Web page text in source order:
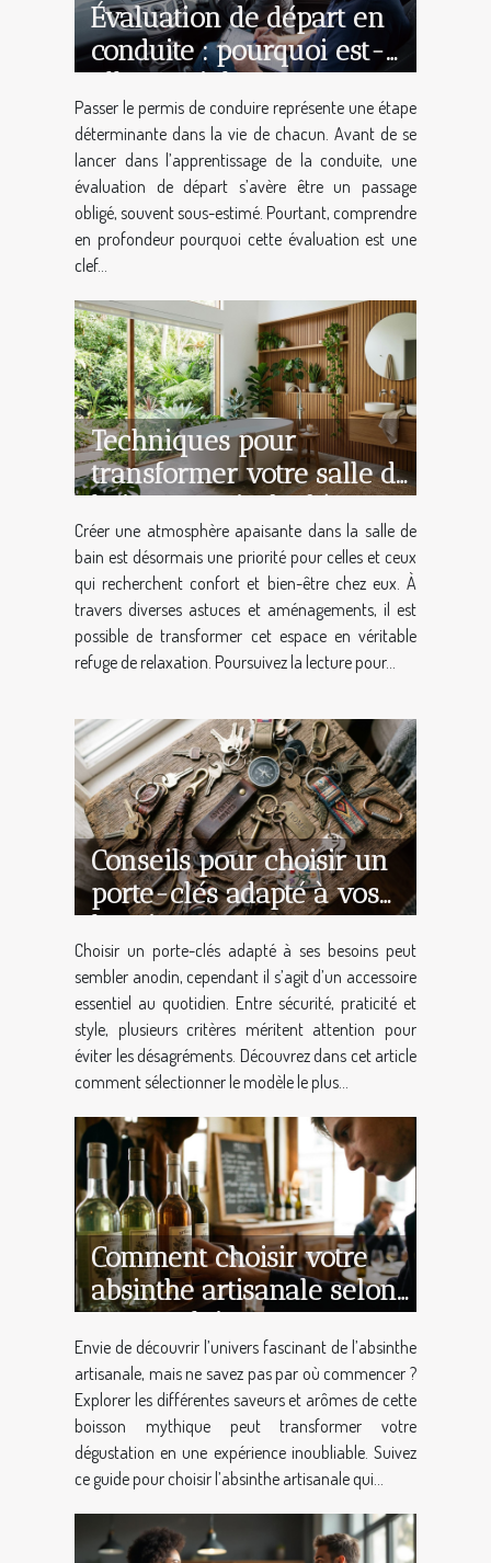
Évaluation de départ en
conduite : pourquoi est-
elle cruciale ?
Passer le permis de conduire représente une étape
déterminante dans la vie de chacun. Avant de se
lancer dans l’apprentissage de la conduite, une
évaluation de départ s’avère être un passage
obligé, souvent sous-estimé. Pourtant, comprendre
en profondeur pourquoi cette évaluation est une
clef...
Techniques pour
transformer votre salle de
bain en oasis de détente
Créer une atmosphère apaisante dans la salle de
bain est désormais une priorité pour celles et ceux
qui recherchent confort et bien-être chez eux. À
travers diverses astuces et aménagements, il est
possible de transformer cet espace en véritable
refuge de relaxation. Poursuivez la lecture pour...
Conseils pour choisir un
porte-clés adapté à vos
besoins
Choisir un porte-clés adapté à ses besoins peut
sembler anodin, cependant il s’agit d’un accessoire
essentiel au quotidien. Entre sécurité, praticité et
style, plusieurs critères méritent attention pour
éviter les désagréments. Découvrez dans cet article
comment sélectionner le modèle le plus...
Comment choisir votre
absinthe artisanale selon
votre palais ?
Envie de découvrir l’univers fascinant de l’absinthe
artisanale, mais ne savez pas par où commencer ?
Explorer les différentes saveurs et arômes de cette
boisson mythique peut transformer votre
dégustation en une expérience inoubliable. Suivez
ce guide pour choisir l’absinthe artisanale qui...